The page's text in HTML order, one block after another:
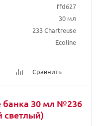
ffd627
30 мл
233 Chartreuse
Ecoline
Сравнить
банка 30 мл №236